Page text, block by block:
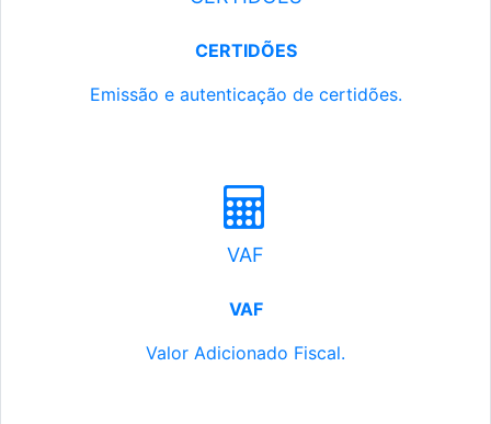
CERTIDÕES
Emissão e autenticação de certidões.
VAF
VAF
Valor Adicionado Fiscal.